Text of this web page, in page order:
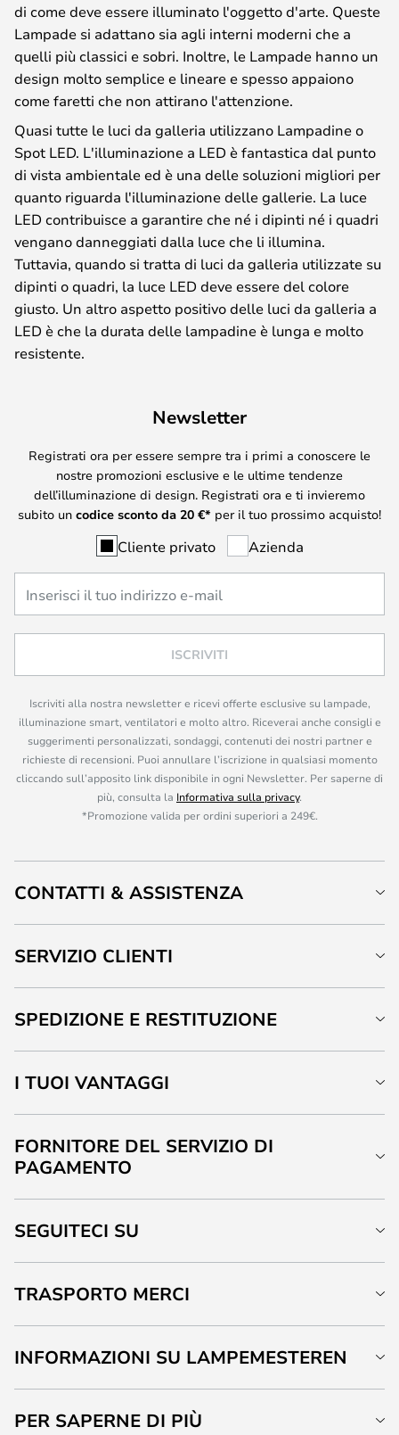
di come deve essere illuminato l'oggetto d'arte. Queste
Lampade si adattano sia agli interni moderni che a
quelli più classici e sobri. Inoltre, le Lampade hanno un
design molto semplice e lineare e spesso appaiono
come faretti che non attirano l'attenzione.
Quasi tutte le luci da galleria utilizzano Lampadine o
Spot LED. L'illuminazione a LED è fantastica dal punto
di vista ambientale ed è una delle soluzioni migliori per
quanto riguarda l'illuminazione delle gallerie. La luce
LED contribuisce a garantire che né i dipinti né i quadri
vengano danneggiati dalla luce che li illumina.
Tuttavia, quando si tratta di luci da galleria utilizzate su
dipinti o quadri, la luce LED deve essere del colore
giusto. Un altro aspetto positivo delle luci da galleria a
LED è che la durata delle lampadine è lunga e molto
resistente.
Newsletter
Registrati ora per essere sempre tra i primi a conoscere le
nostre promozioni esclusive e le ultime tendenze
dell’illuminazione di design. Registrati ora e ti invieremo
subito un codice sconto da 20 €* per il tuo prossimo acquisto!
Cliente privato Azienda
ISCRIVITI
Iscriviti alla nostra newsletter e ricevi offerte esclusive su lampade,
illuminazione smart, ventilatori e molto altro. Riceverai anche consigli e
suggerimenti personalizzati, sondaggi, contenuti dei nostri partner e
richieste di recensioni. Puoi annullare l’iscrizione in qualsiasi momento
cliccando sull’apposito link disponibile in ogni Newsletter. Per saperne di
più, consulta la Informativa sulla privacy.
*Promozione valida per ordini superiori a 249€.
CONTATTI & ASSISTENZA
SERVIZIO CLIENTI
SPEDIZIONE E RESTITUZIONE
I TUOI VANTAGGI
FORNITORE DEL SERVIZIO DI
PAGAMENTO
SEGUITECI SU
TRASPORTO MERCI
INFORMAZIONI SU LAMPEMESTEREN
PER SAPERNE DI PIÙ